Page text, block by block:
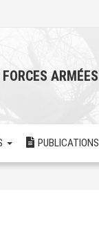
ARMÉES
PUBLICATIONS